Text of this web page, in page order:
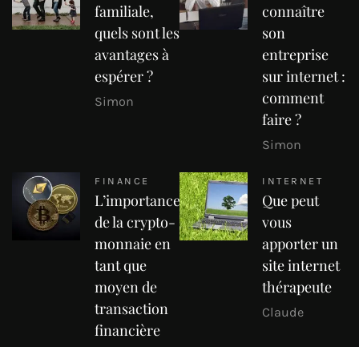
familiale,
quels sont les
avantages à
espérer ?
Simon
connaître
son
entreprise
sur internet :
comment
faire ?
Simon
FINANCE
L’importance
de la crypto-
monnaie en
tant que
moyen de
transaction
financière
INTERNET
Que peut
vous
apporter un
site internet
thérapeute
Claude